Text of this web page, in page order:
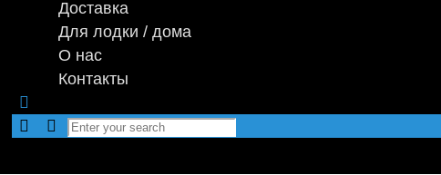
Доставка
Для лодки / дома
О нас
Контакты